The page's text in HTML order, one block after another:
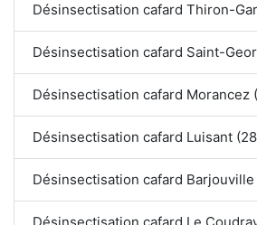
Désinsectisation cafard Thiron-
Désinsectisation cafard Saint-
Désinsectisation cafard Morancez
Désinsectisation cafard Luisant
Désinsectisation cafard Barjouville